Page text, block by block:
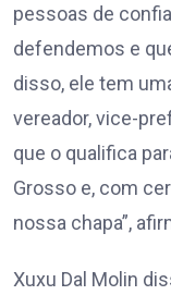
pessoas de
defendemos e
disso, ele tem
vereador, vice-
que o qualifica
Grosso e, com
nossa chapa”,
Xuxu Dal Molin